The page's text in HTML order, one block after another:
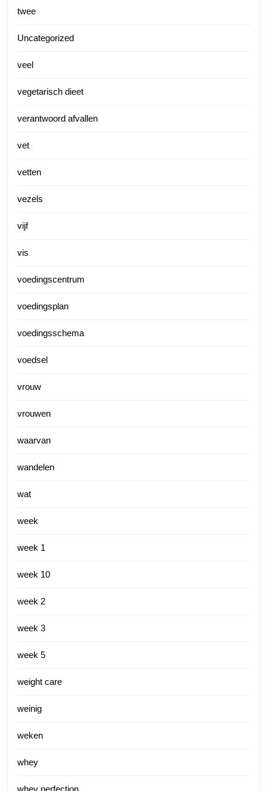
twee
Uncategorized
veel
vegetarisch dieet
verantwoord afvallen
vet
vetten
vezels
vijf
vis
voedingscentrum
voedingsplan
voedingsschema
voedsel
vrouw
vrouwen
waarvan
wandelen
wat
week
week 1
week 10
week 2
week 3
week 5
weight care
weinig
weken
whey
whey perfection